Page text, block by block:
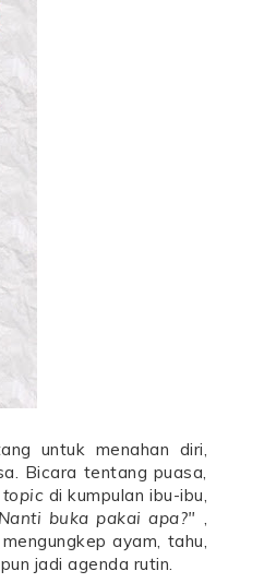
untuk menahan diri,
Bicara tentang puasa,
di kumpulan ibu-ibu,
buka pakai apa?" ,
ayam, tahu,
jadi agenda rutin.